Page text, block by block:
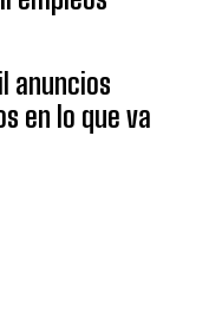
anuncios
en lo que va